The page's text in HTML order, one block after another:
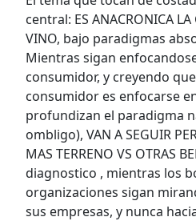
central: ES ANACRONICA
VINO, bajo paradigmas
Mientras sigan
consumidor, y creyendo que
consumidor es enfocarse
profundizan el paradigma
ombligo), VAN A SEGUIR
MAS TERRENO VS OTRAS
diagnostico , mientras los
organizaciones sigan
sus empresas, y nunca